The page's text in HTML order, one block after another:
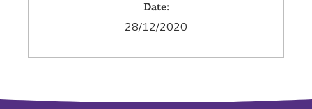
Date:
28/12/2020